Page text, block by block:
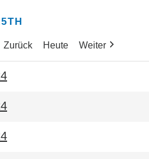
Zurück Heute Weiter